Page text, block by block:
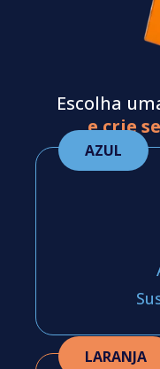
Escolha
e crie
AZUL
LARANJA